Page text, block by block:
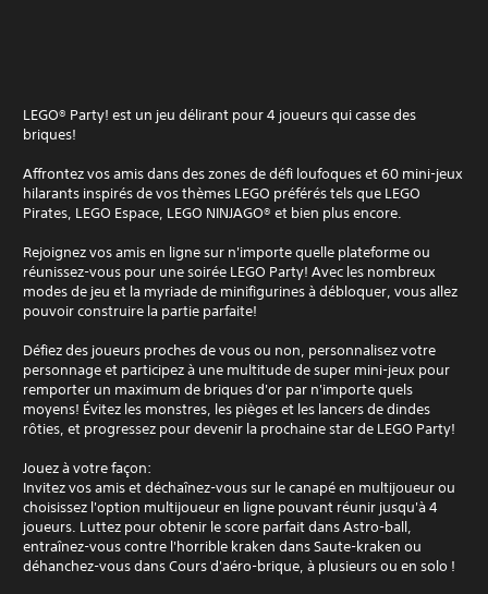
LEGO® Party! est un jeu délirant pour 4 joueurs qui casse des
briques!
Affrontez vos amis dans des zones de défi loufoques et 60 mini-jeux
hilarants inspirés de vos thèmes LEGO préférés tels que LEGO
Pirates, LEGO Espace, LEGO NINJAGO® et bien plus encore.
Rejoignez vos amis en ligne sur n'importe quelle plateforme ou
réunissez-vous pour une soirée LEGO Party! Avec les nombreux
modes de jeu et la myriade de minifigurines à débloquer, vous allez
pouvoir construire la partie parfaite!
Défiez des joueurs proches de vous ou non, personnalisez votre
personnage et participez à une multitude de super mini-jeux pour
remporter un maximum de briques d'or par n'importe quels
moyens! Évitez les monstres, les pièges et les lancers de dindes
rôties, et progressez pour devenir la prochaine star de LEGO Party!
Jouez à votre façon:
Invitez vos amis et déchaînez-vous sur le canapé en multijoueur ou
choisissez l'option multijoueur en ligne pouvant réunir jusqu'à 4
joueurs. Luttez pour obtenir le score parfait dans Astro-ball,
entraînez-vous contre l'horrible kraken dans Saute-kraken ou
déhanchez-vous dans Cours d'aéro-brique, à plusieurs ou en solo !